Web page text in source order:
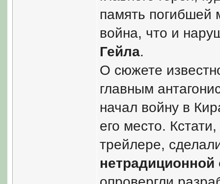
память погибшей
война, что и
Гейла.
О сюжете
главным
начал войну в
его место.
трейлере,
нетрадиционной